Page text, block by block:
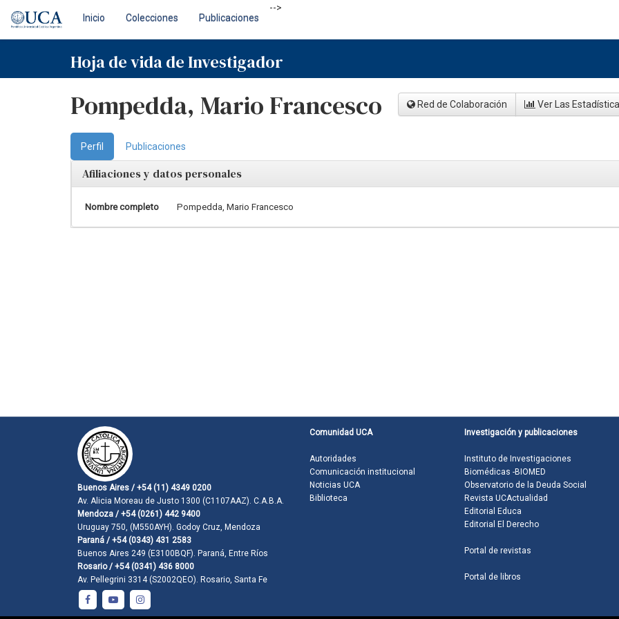
navigation
Inicio Colecciones Publicaciones
-->
Hoja de vida de Investigador
Pompedda, Mario Francesco Red de Colaboración Ver Las
Perfil Publicaciones
Afiliaciones y datos personales
Nombre completo Pompedda, Mario Francesco
Buenos Aires / +54 (11) 4349 0200
Av. Alicia Moreau de Justo 1300 (C1107AAZ). C.A.B.A.
Mendoza / +54 (0261) 442 9400
Uruguay 750, (M550AYH). Godoy Cruz, Mendoza
Paraná / +54 (0343) 431 2583
Buenos Aires 249 (E3100BQF). Paraná, Entre Ríos
Rosario / +54 (0341) 436 8000
Av. Pellegrini 3314 (S2002QEO). Rosario, Santa Fe
Comunidad UCA
Autoridades
Comunicación institucional
Noticias UCA
Biblioteca
Investigación y publicaciones
Instituto de Investigaciones
Biomédicas -BIOMED
Observatorio de la Deuda Social
Revista UCActualidad
Editorial Educa
Editorial El Derecho
Portal de revistas
Portal de libros